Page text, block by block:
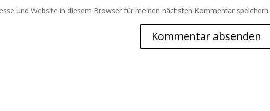
und Website in diesem Browser für meinen nächsten Kommentar speichern.